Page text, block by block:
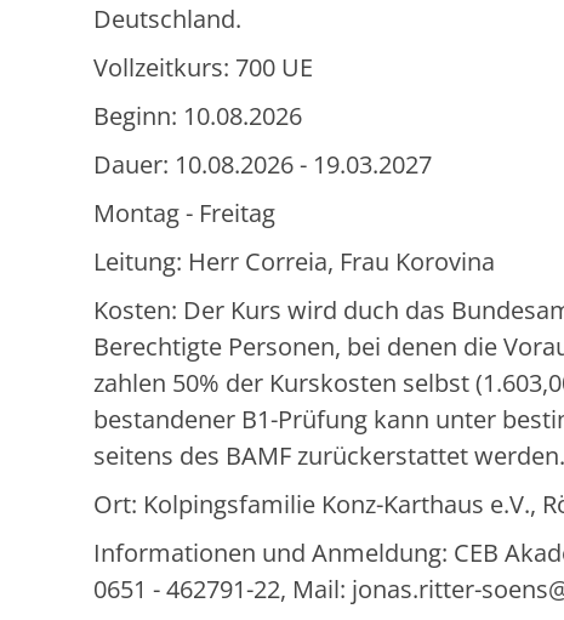
Deutschland.
Vollzeitkurs: 700 UE
Beginn: 10.08.2026
Dauer: 10.08.2026 - 19.03.2027
Montag - Freitag
Leitung: Herr Correia, Frau Korovina
Kosten: Der Kurs wird duch das
Berechtigte Personen, bei denen die
zahlen 50% der Kurskosten selbst
bestandener B1-Prüfung kann unter
seitens des BAMF zurückerstattet werden.
Ort: Kolpingsfamilie Konz-Karthaus e.V.,
Informationen und Anmeldung: CEB
0651 - 462791-22, Mail: jonas.ritter-